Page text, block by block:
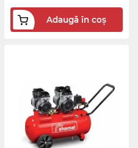
Adaugă în coș